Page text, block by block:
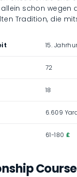
schon wegen
Tradition, die
15.
72
18
6.609
61-180 £